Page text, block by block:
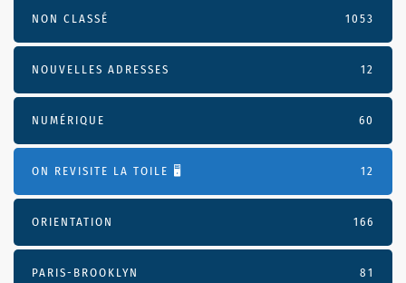
NON CLASSÉ 1053
NOUVELLES ADRESSES 12
NUMÉRIQUE 60
ON REVISITE LA TOILE 🖥️ 12
ORIENTATION 166
PARIS-BROOKLYN 81